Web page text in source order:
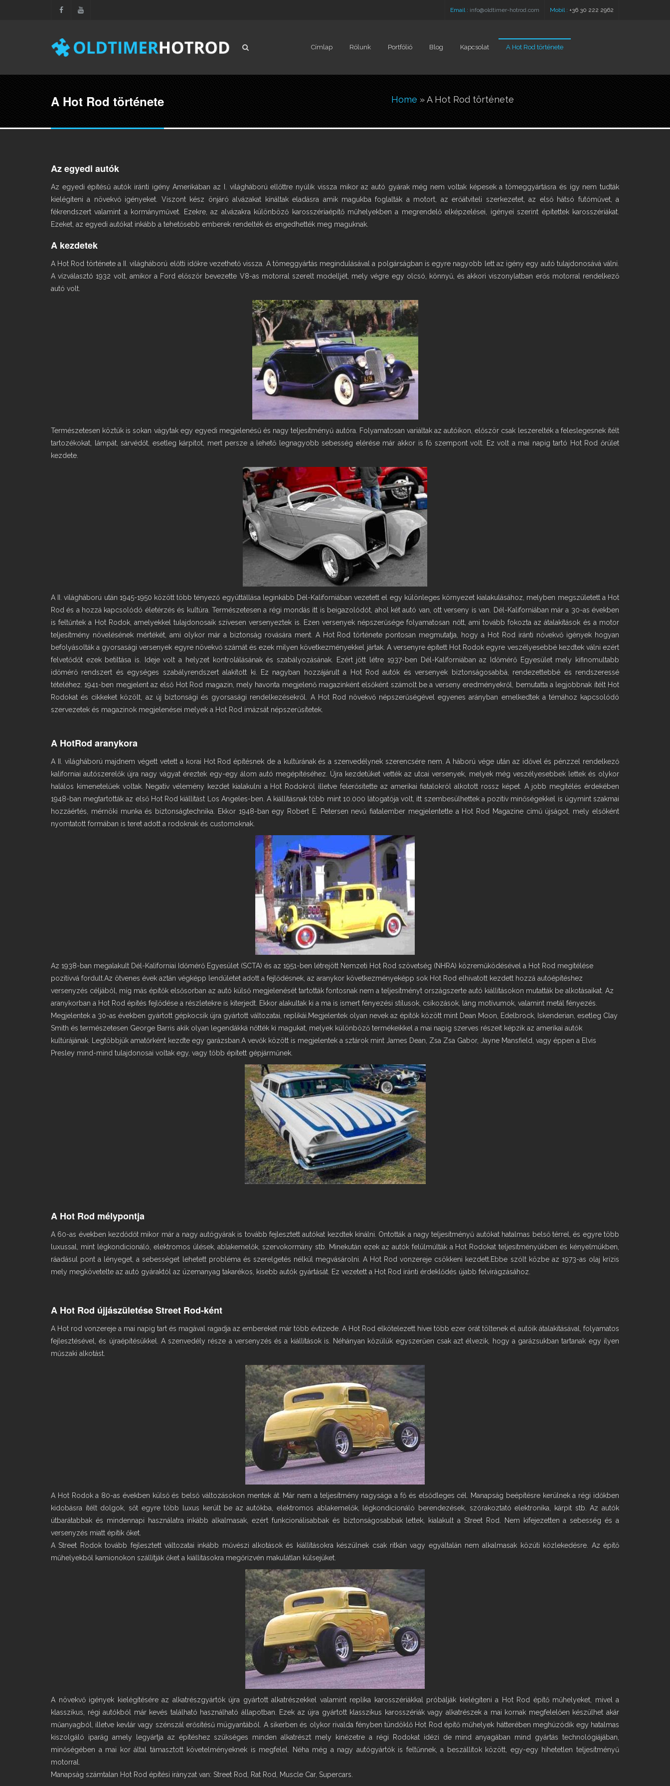
Skip to main content Email : info@oldtimer-hotrod.com Mobil : +36 30 222 2962
Search form Címlap Rólunk Portfólió Blog Kapcsolat A Hot Rod története
A Hot Rod története You are here
Home » A Hot Rod története
Az egyedi autók
Az egyedi építésű autók iránti igény Amerikában az I. világháború ellőttre nyúlik vissza mikor az autó gyárak még nem voltak képesek a tömeggyártásra és így nem tudták
kielégíteni a növekvő igényeket. Viszont kész önjáró alvázakat kínáltak eladásra amik magukba foglalták a motort, az erőátviteli szerkezetet, az első hátsó futóművet, a
fékrendszert valamint a kormányművet. Ezekre, az alvázakra különböző karosszériaépítő műhelyekben a megrendelő elképzelései, igényei szerint építettek karosszériákat.
Ezeket, az egyedi autókat inkább a tehetősebb emberek rendelték és engedhették meg maguknak.
A kezdetek
A Hot Rod története a II. világháború előtti időkre vezethető vissza. A tömeggyártás megindulásával a polgárságban is egyre nagyobb lett az igény egy autó tulajdonosává válni.
A vízválasztó 1932 volt, amikor a Ford először bevezette V8-as motorral szerelt modelljét, mely végre egy olcsó, könnyű, és akkori viszonylatban erős motorral rendelkező
autó volt.
Természetesen köztük is sokan vágytak egy egyedi megjelenésű és nagy teljesítményű autóra. Folyamatosan variáltak az autóikon, először csak leszerelték a feleslegesnek ítélt
tartozékokat, lámpát, sárvédőt, esetleg kárpitot, mert persze a lehető legnagyobb sebesség elérése már akkor is fő szempont volt. Ez volt a mai napig tartó Hot Rod őrület
kezdete.
A II. világháború után 1945-1950 között több tényező együttállása leginkább Dél-Kaliforniában vezetett el egy különleges környezet kialakulásához, melyben megszületett a Hot
Rod és a hozzá kapcsolódó életérzés és kultúra. Természetesen a régi mondás itt is beigazolódót, ahol két autó van, ott verseny is van. Dél-Kaliforniában már a 30-as években
is feltűntek a Hot Rodok, amelyekkel tulajdonosaik szívesen versenyeztek is. Ezen versenyek népszerűsége folyamatosan nőtt, ami tovább fokozta az átalakítások és a motor
teljesítmény növelésének mértékét, ami olykor már a biztonság rovására ment. A Hot Rod története pontosan megmutatja, hogy a Hot Rod iránti növekvő igények hogyan
befolyásolták a gyorsasági versenyek egyre növekvő számát és ezek milyen következményekkel jártak. A versenyre épített Hot Rodok egyre veszélyesebbé kezdtek válni ezért
felvetődőt ezek betiltása is. Ideje volt a helyzet kontrolálásának és szabályozásának. Ezért jött létre 1937-ben Dél-Kaliforniában az Időmérő Egyesület mely kifinomultabb
időmérő rendszert és egységes szabályrendszert alakított ki. Ez nagyban hozzájárult a Hot Rod autók és versenyek biztonságosabbá, rendezettebbé és rendszeressé
tételéhez. 1941-ben megjelent az első Hot Rod magazin, mely havonta megjelenő magazinként elsőként számolt be a verseny eredményekről, bemutatta a legjobbnak ítélt Hot
Rodokat és cikkeket közölt, az új biztonsági és gyorsasági rendelkezésekről. A Hot Rod növekvő népszerűségével egyenes arányban emelkedtek a témához kapcsolódó
szervezetek és magazinok megjelenései melyek a Hot Rod imázsát népszerűsítetek.
A HotRod aranykora
A II. világháború majdnem végett vetett a korai Hot Rod építésnek de a kultúrának és a szenvedélynek szerencsére nem. A háború vége után az idővel és pénzzel rendelkező
kaliforniai autószerelők újra nagy vágyat éreztek egy-egy álom autó megépítéséhez. Újra kezdetüket vették az utcai versenyek, melyek még veszélyesebbek lettek és olykor
halálos kimenetelűek voltak. Negatív vélemény kezdet kialakulni a Hot Rodokról illetve felerősítette az amerikai fiatalokról alkotott rossz képet. A jobb megítélés érdekében
1948-ban megtartották az első Hot Rod kiállítást Los Angeles-ben. A kiállításnak több mint 10.000 látogatója volt, itt szembesülhettek a pozitív minőségekkel is úgymint szakmai
hozzáértés, mérnöki munka és biztonságtechnika. Ekkor 1948-ban egy Robert E. Petersen nevű fiatalember megjelentette a Hot Rod Magazine című újságot, mely elsőként
nyomtatott formában is teret adott a rodoknak és customoknak.
Az 1938-ban megalakult Dél-Kaliforniai Időmérő Egyesület (SCTA) és az 1951-ben létrejött Nemzeti Hot Rod szövetség (NHRA) közreműködésével a Hot Rod megítélése
pozitívvá fordult.Az ötvenes évek aztán végképp lendületet adott a fejlődésnek, az aranykor következményeképp sok Hot Rod elhivatott kezdett hozzá autóépítéshez
versenyzés céljából, míg más építők elsősorban az autó külső megjelenését tartották fontosnak nem a teljesítményt országszerte autó kiállításokon mutatták be alkotásaikat. Az
aranykorban a Hot Rod építés fejlődése a részletekre is kiterjedt. Ekkor alakultak ki a ma is ismert fényezési stílusok, csíkozások, láng motívumok, valamint metál fényezés.
Megjelentek a 30-as években gyártott gépkocsik újra gyártott változatai, replikái.Megjelentek olyan nevek az építők között mint Dean Moon, Edelbrock, Iskenderian, esetleg Clay
Smith és természetesen George Barris akik olyan legendákká nőtték ki magukat, melyek különböző termékeikkel a mai napig szerves részeit képzik az amerikai autók
kultúrájának. Legtöbbjük amatőrként kezdte egy garázsban.A vevők között is megjelentek a sztárok mint James Dean, Zsa Zsa Gabor, Jayne Mansfield, vagy éppen a Elvis
Presley mind-mind tulajdonosai voltak egy, vagy több épített gépjárműnek.
A Hot Rod mélypontja
A 60-as években kezdődőt mikor már a nagy autógyárak is tovább fejlesztett autókat kezdtek kínálni. Ontották a nagy teljesítményű autókat hatalmas belső térrel, és egyre több
luxussal, mint légkondicionáló, elektromos ülések, ablakemelők, szervokormány stb. Minekután ezek az autók felülmúlták a Hot Rodokat teljesítményükben és kényelmükben,
ráadásul pont a lényeget, a sebességet lehetett probléma és szerelgetés nélkül megvásárolni. A Hot Rod vonzereje csökkeni kezdett.Ebbe szólt közbe az 1973-as olaj krízis
mely megkövetelte az autó gyáraktól az üzemanyag takarékos, kisebb autók gyártását. Ez vezetett a Hot Rod iránti érdeklődés újabb felvirágzásához.
A Hot Rod újjászületése Street Rod-ként
A Hot rod vonzereje a mai napig tart és magával ragadja az embereket már több évtizede. A Hot Rod elkötelezett hívei több ezer órát töltenek el autóik átalakításával, folyamatos
fejlesztésével, és újraépítésükkel. A szenvedély része a versenyzés és a kiállítások is. Néhányan közülük egyszerűen csak azt élvezik, hogy a garázsukban tartanak egy ilyen
műszaki alkotást.
A Hot Rodok a 80-as években külső és belső változásokon mentek át. Már nem a teljesítmény nagysága a fő és elsődleges cél. Manapság beépítésre kerülnek a régi időkben
kidobásra ítélt dolgok, sőt egyre több luxus került be az autókba, elektromos ablakemelők, légkondicionáló berendezések, szórakoztató elektronika, kárpit stb. Az autók
útbarátabbak és mindennapi használatra inkább alkalmasak, ezért funkcionálisabbak és biztonságosabbak lettek, kialakult a Street Rod. Nem kifejezetten a sebesség és a
versenyzés miatt építik őket.
A Street Rodok tovább fejlesztett változatai inkább művészi alkotások és kiállításokra készülnek csak ritkán vagy egyáltalán nem alkalmasak közúti közlekedésre. Az építő
műhelyekből kamionokon szállítják őket a kiállításokra megőrizvén makulátlan külsejüket.
A növekvő igények kielégítésére az alkatrészgyártók újra gyártott alkatrészekkel valamint replika karosszériákkal próbálják kielégíteni a Hot Rod építő műhelyeket, mivel a
klasszikus, régi autókból már kevés található használható állapotban. Ezek az újra gyártott klasszikus karosszériák vagy alkatrészek a mai kornak megfelelően készülhet akár
műanyagból, illetve kevlár vagy szénszál erősítésű mügyantából. A sikerben és olykor rivalda fényben tündöklő Hot Rod építő műhelyek hátterében meghúzódik egy hatalmas
kiszolgáló iparág amely legyártja az építéshez szükséges minden alkatrészt mely kinézetre a régi Rodokat idézi de mind anyagában mind gyártás technológiájában,
minőségében a mai kor által támasztott követelményeknek is megfelel. Néha még a nagy autógyártók is feltűnnek, a beszállítok között, egy-egy hihetetlen teljesítményű
motorral.
Manapság számtalan Hot Rod építési irányzat van: Street Rod, Rat Rod, Muscle Car, Supercars.